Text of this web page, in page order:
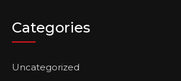
Categories
Uncategorized